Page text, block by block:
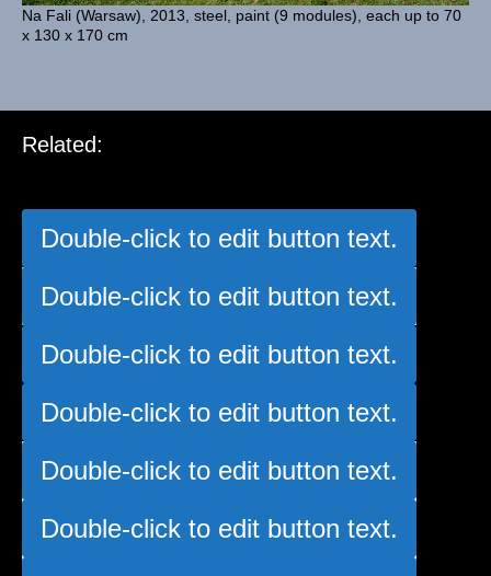
Na Fali (Warsaw), 2013, steel, paint (9 modules), each up to 70
x 130 x 170 cm
Related:
Double-click to edit button text.
Double-click to edit button text.
Double-click to edit button text.
Double-click to edit button text.
Double-click to edit button text.
Double-click to edit button text.